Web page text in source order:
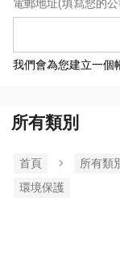
電郵地址(填寫您的
我們會為您建立一個
所有類別
首頁 所有類
環境保護